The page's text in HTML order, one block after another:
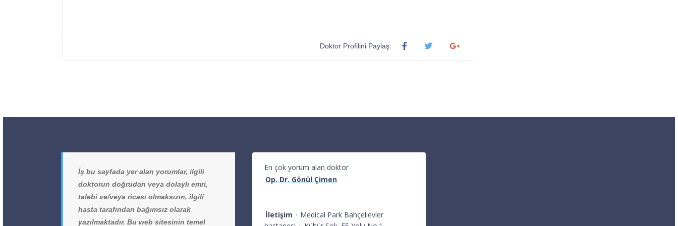
Doktor Profilini Paylaş:
İş bu sayfada yer alan yorumlar, ilgili
doktorun doğrudan veya dolaylı emri,
talebi ve/veya ricası olmaksızın, ilgili
hasta tarafından bağımsız olarak
yazılmaktadır. Bu web sitesinin temel
En çok yorum alan doktor
Op. Dr. Gönül Çimen
İletişim · Medical Park Bahçelievler